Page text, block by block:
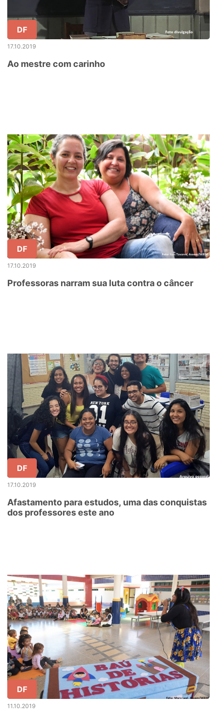
DF
17.10.2019
Ao mestre com carinho
DF
17.10.2019
Professoras narram sua luta contra o câncer
DF
17.10.2019
Afastamento para estudos, uma das conquistas
dos professores este ano
DF
11.10.2019